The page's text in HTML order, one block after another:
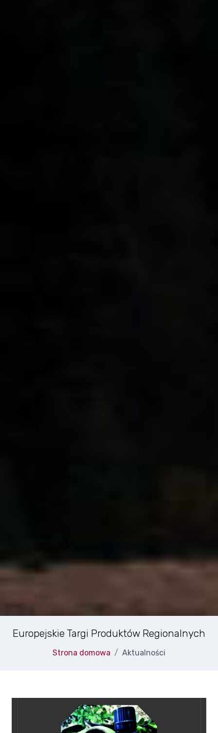
Europejskie Targi Produktów Regionalnych
Strona domowa Aktualności